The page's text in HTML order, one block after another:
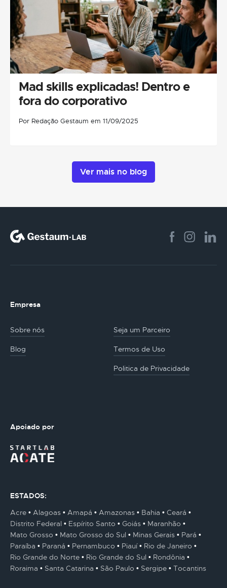
Mad skills explicadas! Dentro e
fora do corporativo
Por Redação Gestaum em 11/09/2025
Ver mais no blog
Empresa
Sobre nós Seja um Parceiro
Blog Termos de Uso
Politica de Privacidade
Apoiado por
ESTADOS:
Acre
Alagoas Amapá Amazonas Bahia
Ceará
Distrito Federal
Espírito Santo Goiás
Maranhão
Mato Grosso
Mato Grosso do Sul Minas Gerais
Pará
Paraíba
Paraná Pernambuco Piauí
Rio de Janeiro
Rio Grande do Norte
Rio Grande do Sul
Rondônia
Roraima
Santa Catarina São Paulo Sergipe Tocantins